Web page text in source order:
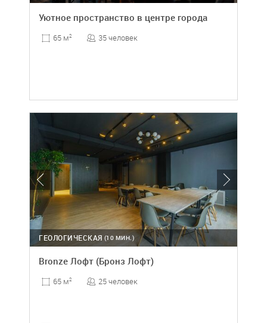
Уютное пространство в центре города
65 м2 35 человек
(10 МИН.)
ГЕОЛОГИЧЕСКАЯ
Bronze Лофт (Бронз Лофт)
65 м2 25 человек